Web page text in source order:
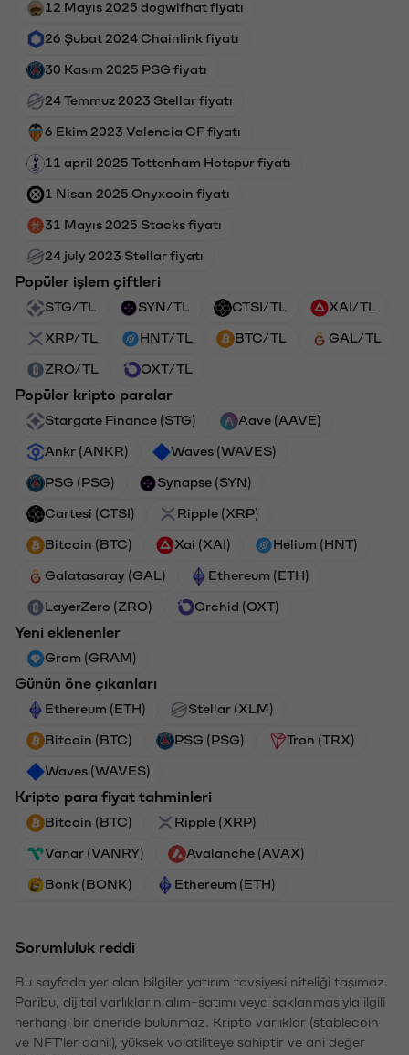
12 Mayıs 2025 dogwifhat fiyatı
26 Şubat 2024 Chainlink fiyatı
30 Kasım 2025 PSG fiyatı
24 Temmuz 2023 Stellar fiyatı
6 Ekim 2023 Valencia CF fiyatı
11 april 2025 Tottenham Hotspur fiyatı
1 Nisan 2025 Onyxcoin fiyatı
31 Mayıs 2025 Stacks fiyatı
24 july 2023 Stellar fiyatı
Popüler işlem çiftleri
STG/TL SYN/TL CTSI/TL XAI/TL
XRP/TL HNT/TL BTC/TL GAL/TL
ZRO/TL OXT/TL
Popüler kripto paralar
Stargate Finance (STG) Aave (AAVE)
Ankr (ANKR) Waves (WAVES)
PSG (PSG) Synapse (SYN)
Cartesi (CTSI) Ripple (XRP)
Bitcoin (BTC) Xai (XAI) Helium (HNT)
Galatasaray (GAL) Ethereum (ETH)
LayerZero (ZRO) Orchid (OXT)
Yeni eklenenler
Gram (GRAM)
Günün öne çıkanları
Ethereum (ETH) Stellar (XLM)
Bitcoin (BTC) PSG (PSG) Tron (TRX)
Waves (WAVES)
Kripto para fiyat tahminleri
Bitcoin (BTC) Ripple (XRP)
Vanar (VANRY) Avalanche (AVAX)
Bonk (BONK) Ethereum (ETH)
Sorumluluk reddi
Bu sayfada yer alan bilgiler yatırım tavsiyesi niteliği taşımaz.
Paribu, dijital varlıkların alım-satımı veya saklanmasıyla ilgili
herhangi bir öneride bulunmaz. Kripto varlıklar (stablecoin
ve NFT'ler dahil), yüksek volatiliteye sahiptir ve ani değer